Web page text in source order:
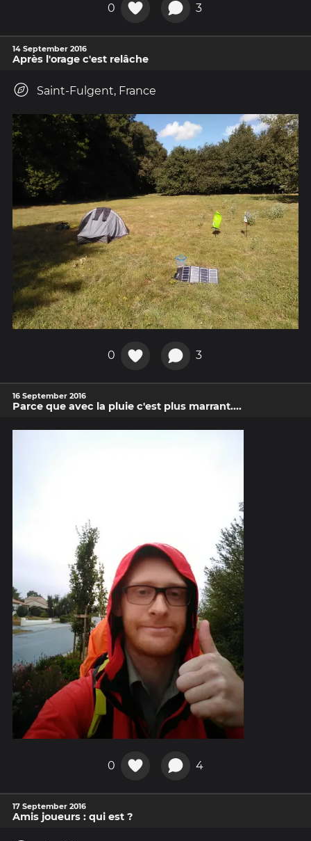
0 3
14 September 2016
Après l'orage c'est relâche
Saint-Fulgent, France
0 3
16 September 2016
Parce que avec la pluie c'est plus marrant....
0 4
17 September 2016
Amis joueurs : qui est ?